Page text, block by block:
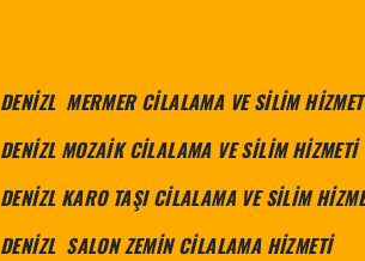
DENİZL MERMER CİLALAMA VE SİLİM
DENİZL MOZAİK CİLALAMA VE SİLİM HİZMETİ
DENİZL KARO TAŞI CİLALAMA VE SİLİM
DENİZL SALON ZEMİN CİLALAMA HİZMETİ